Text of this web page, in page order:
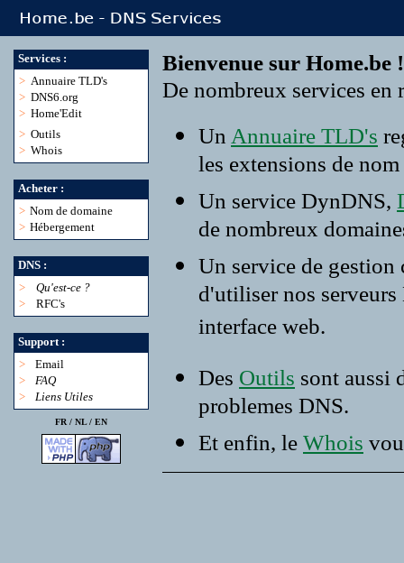
Services :
> Annuaire TLD's
> DNS6.org
> Home'Edit
> Outils
> Whois
Acheter :
> Nom de domaine
> Hébergement
DNS :
>
Qu'est-ce ?
>
RFC's
Support :
>
Email
>
FAQ
>
Liens Utiles
FR / NL/ EN
Bienvenue sur Home.be !
De nombreux services
Un Annuaire TLD's
les extensions de
Un service DynDNS,
de nombreux
Un service de
d'utiliser nos
interface web.
Des Outils sont aussi
problemes DNS.
Et enfin, le Whois